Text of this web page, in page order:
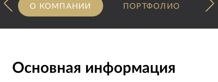
О КОМПАНИИ ПОРТФОЛИО
Основная информация